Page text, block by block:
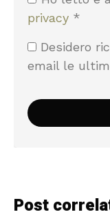
privacy *
Desidero
email le
Post